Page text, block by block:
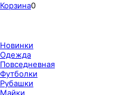
Корзина0
Новинки
Одежда
Повседневная
Футболки
Рубашки
Майки